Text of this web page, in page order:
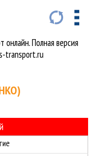
онлайн. Полная версия
transport.ru